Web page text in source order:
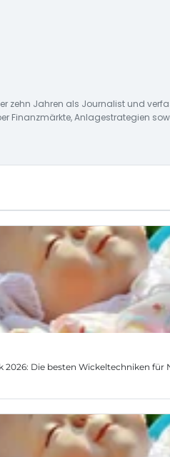
zehn Jahren als Journalist und
Finanzmärkte, Anlagestrategien
2026: Die besten Wickeltechniken für